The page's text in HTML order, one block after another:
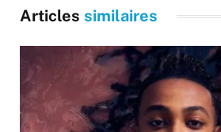
Articles similaires